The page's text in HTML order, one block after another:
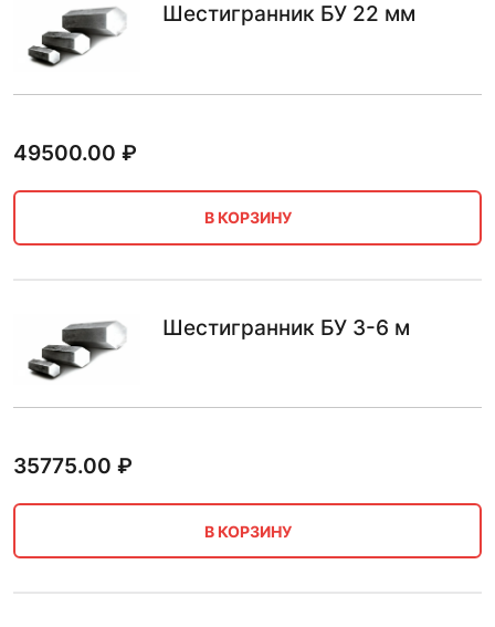
Шестигранник БУ 22 мм
49500.00 ₽
В КОРЗИНУ
Шестигранник БУ 3-6 м
35775.00 ₽
В КОРЗИНУ